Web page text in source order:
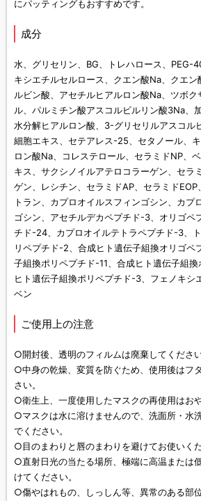
にパッティングもおすすめです。
成分
水、グリセリン、BG、トレハロース、PEG-
キシエチルセルロース、クエン酸Na、クエ
ルビン酸、アセチルヒアルロン酸Na、ツボク
ル、パルミチン酸アスコルビルリン酸3Na、
水分解ヒアルロン酸、3-グリセリルアスコル
細胞エキス、セテアレス-25、セタノール、
ロン酸Na、コレステロール、セラミドNP、
キス、サクシノイルアテロコラーゲン、セラ
ゲン、レシチン、セラミドAP、セラミドEOP
トラン、カプロオイルスフィンゴシン、カプ
ゴシン、アセチルデカペプチド-3、オリゴペ
チド-24、カプロオイルテトラペプチド-3、
リペプチド-2、合成ヒト遺伝子組換オリゴペ
子組換ポリペプチド-11、合成ヒト遺伝子組
ヒト遺伝子組換ポリペプチド-3、フェノキシ
ベン
ご使用上の注意
○開封後、透明のフィルムは廃棄してください
○中身の乾燥、変質を防ぐため、使用後はフ
さい。
○衛生上、一度使用したマスクの再使用はお
○マスクは水に溶けませんので、洗面所・水
でください。
○目のまわりと唇のまわりを避けてお使いくだ
○直射日光の当たる場所、極端に高温または
けてください。
○傷やはれもの、しっしん等、異常のある部